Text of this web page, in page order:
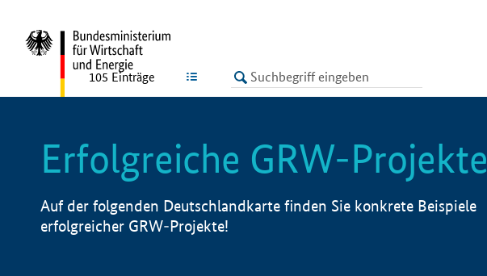
LISTE
105 Einträge
Erfolgreiche GRW-Projekte
Auf der folgenden Deutschlandkarte finden Sie konkrete Beispiele
erfolgreicher GRW-Projekte!